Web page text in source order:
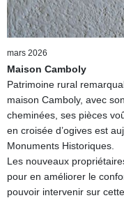
mars 2026
Maison Camboly
Patrimoine rural
maison Camboly, avec
cheminées, ses pièces
en croisée d’ogives est
Monuments Historiques.
Les nouveaux
pour en améliorer le
pouvoir intervenir sur